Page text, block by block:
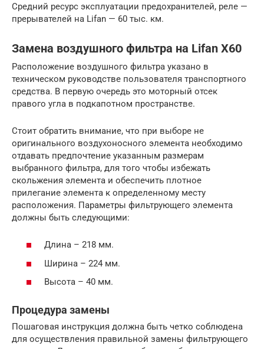
Средний ресурс эксплуатации предохранителей, реле —
прерывателей на Lifan — 60 тыс. км.
Замена воздушного фильтра на Lifan X60
Расположение воздушного фильтра указано в
техническом руководстве пользователя транспортного
средства. В первую очередь это моторный отсек
правого угла в подкапотном пространстве.
Стоит обратить внимание, что при выборе не
оригинального воздухоносного элемента необходимо
отдавать предпочтение указанным размерам
выбранного фильтра, для того чтобы избежать
скольжения элемента и обеспечить плотное
прилегание элемента к определенному месту
расположения. Параметры фильтрующего элемента
должны быть следующими:
Длина – 218 мм.
Ширина – 224 мм.
Высота – 40 мм.
Процедура замены
Пошаговая инструкция должна быть четко соблюдена
для осуществления правильной замены фильтрующего